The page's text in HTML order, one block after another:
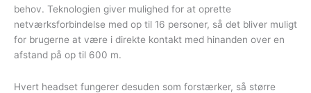
behov. Teknologien giver mulighed for at oprette
netværksforbindelse med op til 16 personer, så det bliver muligt
for brugerne at være i direkte kontakt med hinanden over en
afstand på op til 600 m.
Hvert headset fungerer desuden som forstærker, så større